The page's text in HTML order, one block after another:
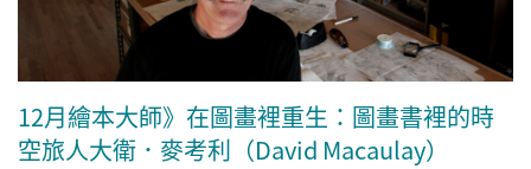
12月繪本大師》在圖畫裡重生：圖畫書裡的時
空旅人大衛．麥考利（David Macaulay）